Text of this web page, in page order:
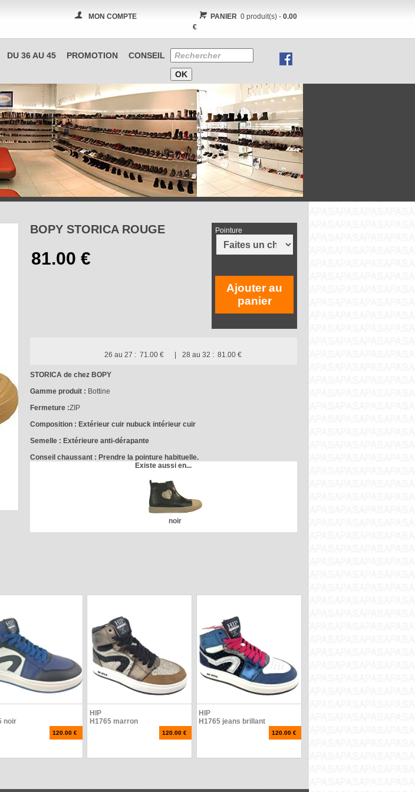
MON COMPTE PANIER 0 produit(s) -0.00
€
DU 36 AU 45 PROMOTION CONSEIL
BOPY STORICA ROUGE Pointure
Ajouter au
panier
26 au 27 : 71.00 € 28 au 32 : 81.00 €
STORICA de chez BOPY
Gamme produit : Bottine
Fermeture :ZIP
Composition : Extérieur cuir nubuck intérieur cuir
Semelle : Extérieure anti-dérapante
Conseil chaussant : Prendre la pointure habituelle.
Existe aussi en...
noir
noir
120.00 €
HIP
H1765 marron
120.00 €
HIP
H1765 jeans brillant
120.00 €